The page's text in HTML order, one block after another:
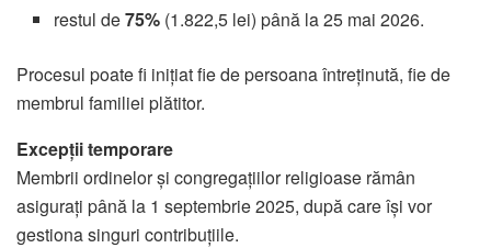
restul de75% (1.822,5 lei) până la 25 mai 2026.
Procesul poate fi inițiat fie de persoana întreținută, fie de
membrul familiei plătitor.
Excepții temporare
Membrii ordinelor și congregațiilor religioase rămân
asigurați până la 1 septembrie 2025, după care își vor
gestiona singuri contribuțiile.